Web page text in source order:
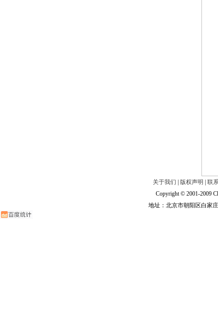
关于我们 版权声明
联
Copyright © 2001-2009
地址：北京市朝阳区白家